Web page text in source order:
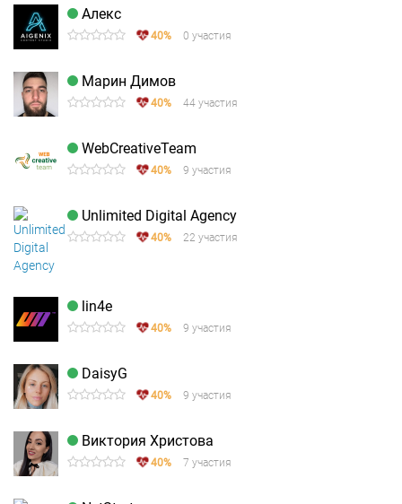
Алекс
40% 0 участия
Марин Димов
40% 44 участия
WebCreativeTeam
40% 9 участия
Unlimited Digital Agency
40% 22 участия
lin4e
40% 9 участия
DaisyG
40% 9 участия
Виктория Христова
40% 7 участия